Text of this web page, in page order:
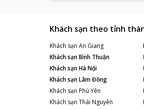
Khách sạn theo tỉnh
Khách sạn An Giang
Khách sạnBình Thuận
Khách sạnHà Nội
Khách sạnLâm Đồng
Khách sạn Phú Yên
Khách sạn Thái Nguyên